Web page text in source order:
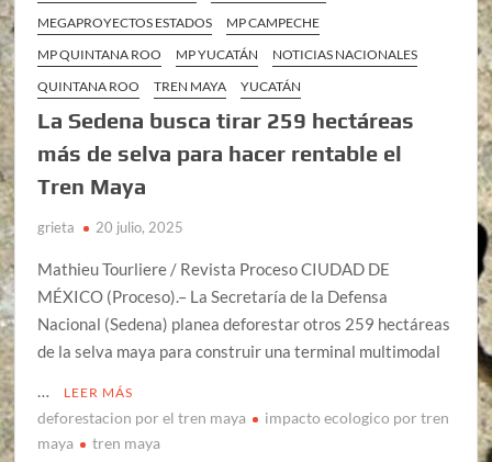
MEGAPROYECTOS ESTADOS
MP CAMPECHE
MP QUINTANA ROO
MP YUCATÁN
NOTICIAS NACIONALES
QUINTANA ROO
TREN MAYA YUCATÁN
La Sedena busca tirar 259 hectáreas
más de selva para hacer rentable el
Tren Maya
grieta 20 julio, 2025
Mathieu Tourliere / Revista Proceso CIUDAD DE
MÉXICO (Proceso).– La Secretaría de la Defensa
Nacional (Sedena) planea deforestar otros 259 hectáreas
de la selva maya para construir una terminal multimodal
…
LEER MÁS
deforestacion por el tren maya
impacto ecologico por tren
maya
tren maya